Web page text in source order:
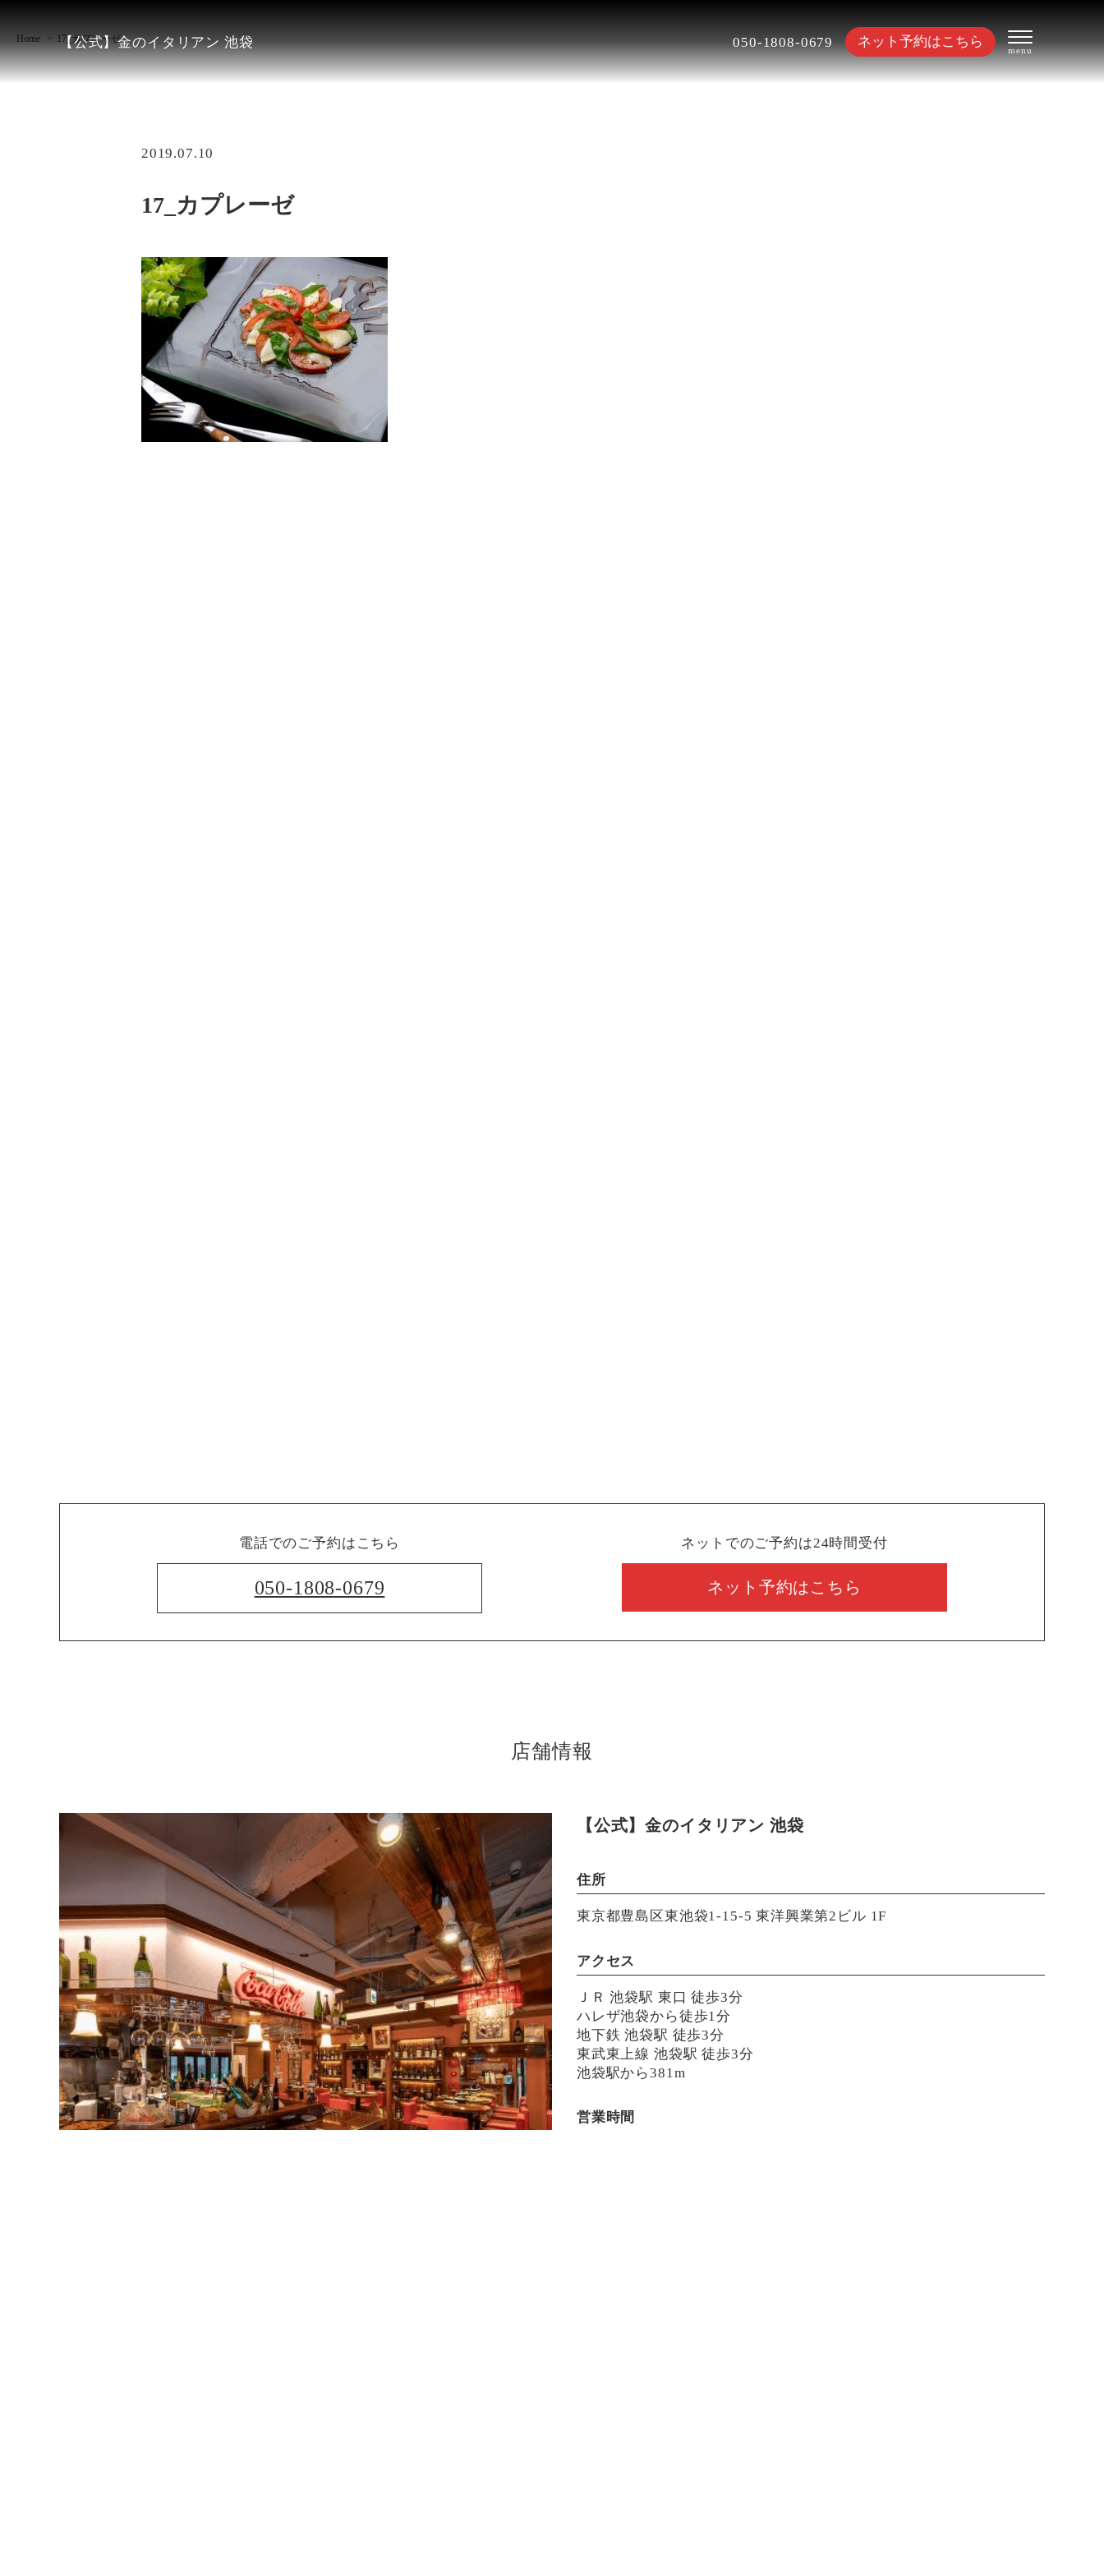
【公式】金のイタリアン 池袋 050-1808-0679 ネット予約はこちら
Home 17_カプレーゼ
2019.07.10
17_カプレーゼ
電話でのご予約はこちら
050-1808-0679
ネットでのご予約は24時間受付
ネット予約はこちら
店舗情報
【公式】金のイタリアン 池袋
住所
東京都豊島区東池袋1-15-5 東洋興業第2ビル 1F
アクセス
ＪＲ 池袋駅 東口 徒歩3分
ハレザ池袋から徒歩1分
地下鉄 池袋駅 徒歩3分
東武東上線 池袋駅 徒歩3分
池袋駅から381m
営業時間